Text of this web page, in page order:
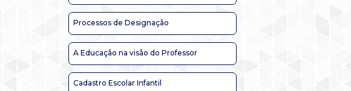
Processos de Designação
A Educação na visão do Professor
Cadastro Escolar Infantil